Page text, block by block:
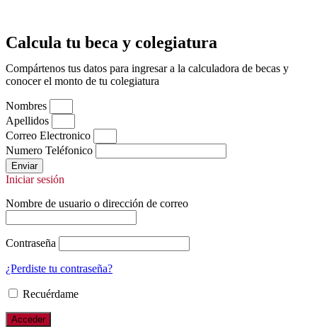
Calcula tu beca y colegiatura
Compártenos tus datos para ingresar a la calculadora de becas y
conocer el monto de tu colegiatura
Nombres
Apellidos
Correo Electronico
Numero Teléfonico
Enviar
Iniciar sesión
Nombre de usuario o dirección de correo
Contraseña
¿Perdiste tu contraseña?
Recuérdame